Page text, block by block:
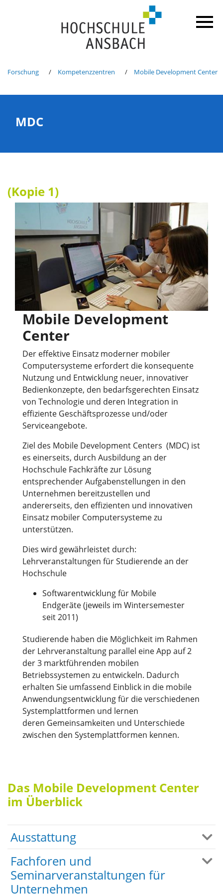
Forschung Kompetenzzentren Mobile Development Center
MDC
(Kopie 1)
Mobile Development
Center
Der effektive Einsatz moderner mobiler
Computersysteme erfordert die konsequente
Nutzung und Entwicklung neuer, innovativer
Bedienkonzepte, den bedarfsgerechten Einsatz
von Technologie und deren Integration in
effiziente Geschäftsprozesse und/oder
Serviceangebote.
Ziel des Mobile Development Centers (MDC) ist
es einerseits, durch Ausbildung an der
Hochschule Fachkräfte zur Lösung
entsprechender Aufgabenstellungen in den
Unternehmen bereitzustellen und
andererseits, den effizienten und innovativen
Einsatz mobiler Computersysteme zu
unterstützen.
Dies wird gewährleistet durch:
Lehrveranstaltungen für Studierende an der
Hochschule
Softwarentwicklung für Mobile
Endgeräte (jeweils im Wintersemester
seit 2011)
Studierende haben die Möglichkeit im Rahmen
der Lehrveranstaltung parallel eine App auf 2
der 3 marktführenden mobilen
Betriebssystemen zu entwickeln. Dadurch
erhalten Sie umfassend Einblick in die mobile
Anwendungsentwicklung für die verschiedenen
Systemplattformen und lernen
deren Gemeinsamkeiten und Unterschiede
zwischen den Systemplattformen kennen.
Das Mobile Development Center
im Überblick
Ausstattung
Fachforen und
Seminarveranstaltungen für
Unternehmen